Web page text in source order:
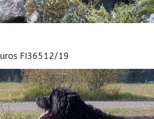
uros FI36512/19